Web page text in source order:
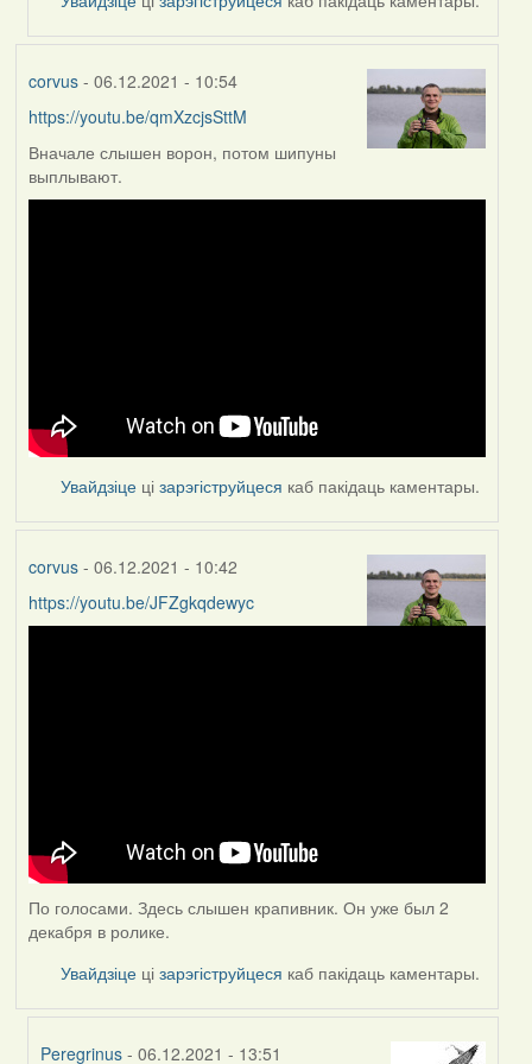
corvus- 06.12.2021 - 10:54
https://youtu.be/qmXzcjsSttM
Вначале слышен ворон, потом шипуны
выплывают.
Увайдзіце цізарэгіструйцеся каб пакідаць каментары.
corvus- 06.12.2021 - 10:42
https://youtu.be/JFZgkqdewyc
По голосами. Здесь слышен крапивник. Он уже был 2
декабря в ролике.
Увайдзіце цізарэгіструйцеся каб пакідаць каментары.
Peregrinus - 06.12.2021 - 13:51